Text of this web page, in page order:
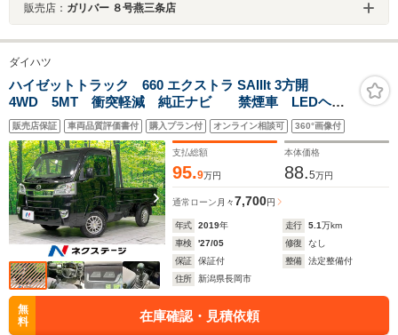
販売店： ガリバー ８号燕三条店
ダイハツ
ハイゼットトラック 660 エクストラ SAIIIt 3方開
4WD 5MT 衝突軽減 純正ナビ 禁煙車 LEDヘッ
ド＆フォグ ETC Bluetooth CD/DVD再生 バックカ
メラ ドラレコ USB入力端子 リモコンキー エアコ
ン ヘッドライトレベライザ
販売店保証 車両品質評価書付 購入プラン付 オンライン相談可 360°画像付
支払総額
95.9万円
本体価格
88.5万円
通常ローン 月々7,700円
年式 2019年 走行 5.1万km
車検
'27/05 修復
なし
保証
保証付 整備
法定整備付
住所
新潟県長岡市
無
料
在庫確認・見積依頼